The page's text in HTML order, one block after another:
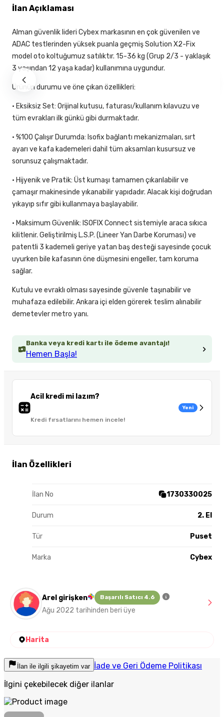
Banka veya kredi kartı ile ödeme avantajı!
Hemen Başla!
Acil kredi mi lazım?
Kredi fırsatlarını hemen incele!
Yeni
İlan Özellikleri
İlan No 1730330025
Durum 2. El
Tür Puset
Marka Cybex
İlan Açıklaması
Alman güvenlik lideri Cybex markasının en çok güvenilen ve
ADAC testlerinden yüksek puanla geçmiş Solution X2-Fix
model oto koltuğumuz satılıktır. 15-36 kg (Grup 2/3 - yaklaşık
3 yaşından 12 yaşa kadar) kullanımına uygundur.
Ürünün durumu ve öne çıkan özellikleri:
• Eksiksiz Set: Orijinal kutusu, faturası/kullanım kılavuzu ve
tüm evrakları ilk günkü gibi durmaktadır.
• %100 Çalışır Durumda: Isofix bağlantı mekanizmaları, sırt
ayarı ve kafa kademeleri dahil tüm aksamları kusursuz ve
sorunsuz çalışmaktadır.
• Hijyenik ve Pratik: Üst kumaşı tamamen çıkarılabilir ve
çamaşır makinesinde yıkanabilir yapıdadır. Alacak kişi doğrudan
yıkayıp sıfır gibi kullanmaya başlayabilir.
• Maksimum Güvenlik: ISOFIX Connect sistemiyle araca sıkıca
kilitlenir. Geliştirilmiş L.S.P. (Lineer Yan Darbe Koruması) ve
patentli 3 kademeli geriye yatan baş desteği sayesinde çocuk
uyurken bile kafasının öne düşmesini engeller, tam koruma
sağlar.
Kutulu ve evraklı olması sayesinde güvenle taşınabilir ve
muhafaza edilebilir. Ankara içi elden görerek teslim alınabilir
demetevler metro yanı.
Arel girişken Başarılı Satıcı 4.6
Ağu 2022 tarihinden beri üye
Harita
İlan ile ilgili şikayetim var İade ve Geri Ödeme Politikası
İlgini çekebilecek diğer ilanlar